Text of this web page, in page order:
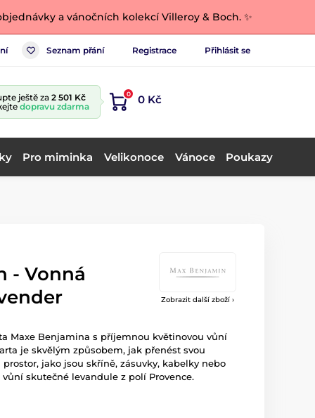
a vánočních kolekcí Villeroy & Boch. ✨
Seznam přání Registrace Přihlásit se
ještě za 2 501 Kč
dopravu zdarma
0 0 Kč
Pro miminka Velikonoce Vánoce Poukazy
Zobrazit další zboží ›
- Vonná
Maxe Benjamina s příjemnou květinovou vůní
je skvělým způsobem, jak přenést svou
jako jsou skříně, zásuvky, kabelky nebo
skutečné levandule z polí Provence.